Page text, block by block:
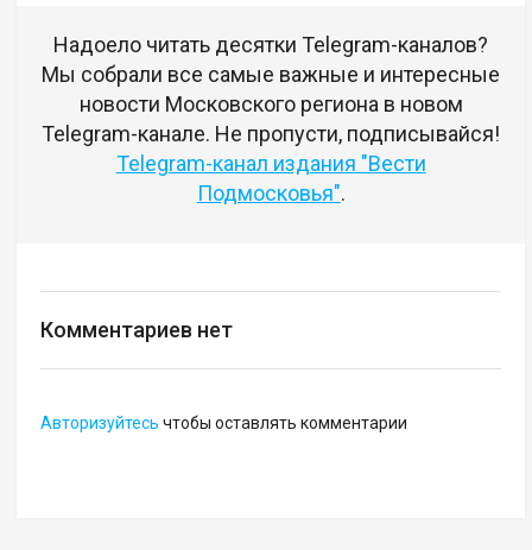
Надоело читать десятки Telegram-каналов?
Мы собрали все самые важные и интересные
новости Московского региона в новом
Telegram-канале. Не пропусти, подписывайся!
Telegram-канал издания "Вести
Подмосковья".
Комментариев нет
Авторизуйтесь чтобы оставлять комментарии